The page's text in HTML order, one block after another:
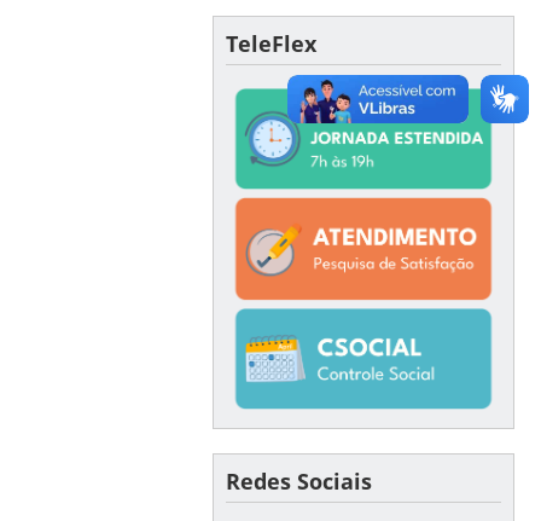
TeleFlex
Redes Sociais